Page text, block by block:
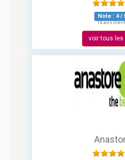
Note : 4/
14 avis
voir tous les